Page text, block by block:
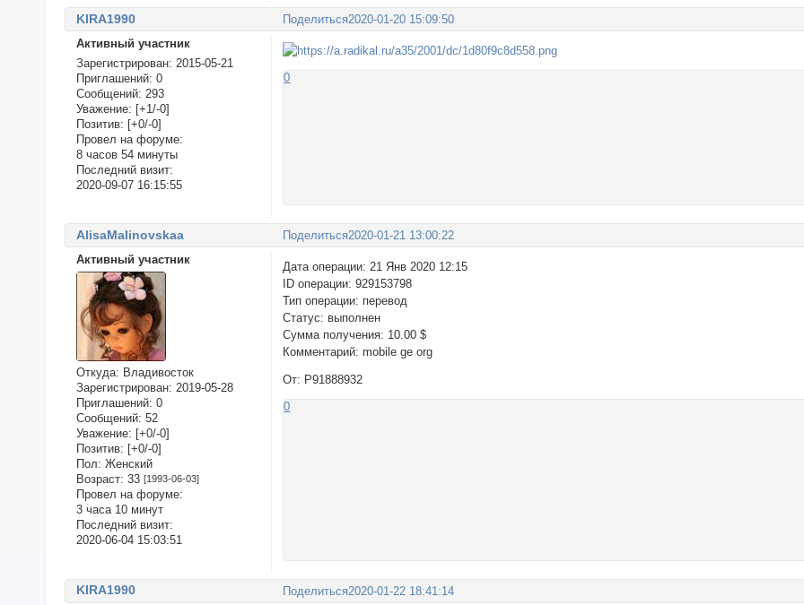
Поделиться2020-01-20 15:09:50
KIRA1990
Активный участник
Зарегистрирован: 2015-05-21
Приглашений: 0
Сообщений: 293
Уважение: [+1/-0]
Позитив: [+0/-0]
Провел на форуме:
8 часов 54 минуты
Последний визит:
2020-09-07 16:15:55
0
Поделиться2020-01-21 13:00:22
AlisaMalinovskaa
Активный участник
Откуда: Владивосток
Зарегистрирован: 2019-05-28
Приглашений: 0
Сообщений: 52
Уважение: [+0/-0]
Позитив: [+0/-0]
Пол: Женский
Возраст: 33 [1993-06-03]
Провел на форуме:
3 часа 10 минут
Последний визит:
2020-06-04 15:03:51
Дата операции: 21 Янв 2020 12:15
ID операции: 929153798
Тип операции: перевод
Статус: выполнен
Сумма получения: 10.00 $
Комментарий: mobile ge org
От: P91888932
0
Поделиться2020-01-22 18:41:14
KIRA1990